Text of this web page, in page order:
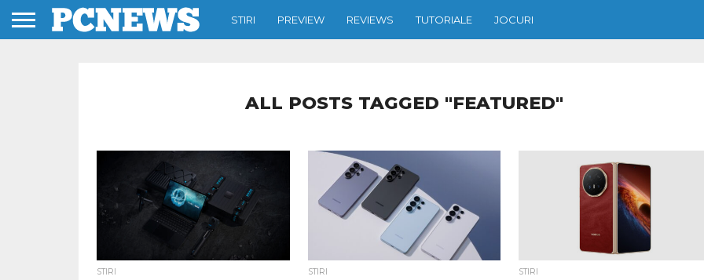
STIRI PREVIEW REVIEWS TUTORIALE JOCURI
ALL POSTS TAGGED "FEATURED"
STIRI STIRI STIRI